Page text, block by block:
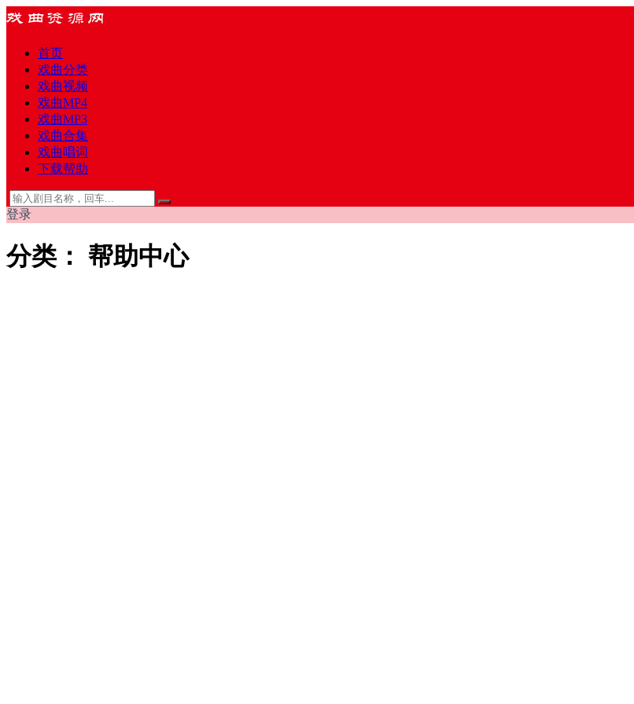
首页
戏曲分类
戏曲视频
戏曲MP4
戏曲MP3
戏曲合集
戏曲唱词
下载帮助
登录
分类： 帮助中心